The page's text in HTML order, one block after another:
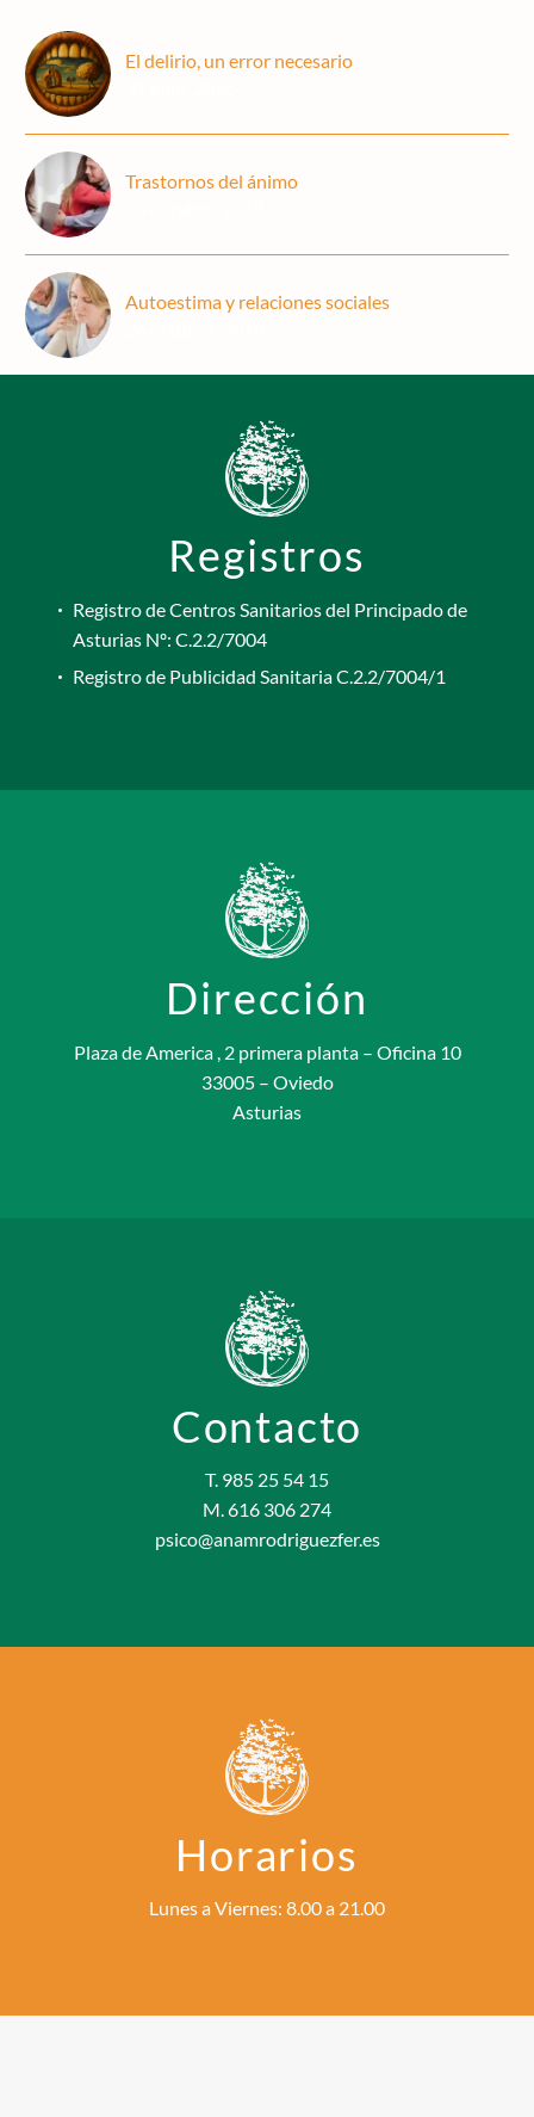
El delirio, un error necesario
Trastornos del ánimo
Autoestima y relaciones sociales
Registros
Registro de Centros Sanitarios del Principado de
Asturias Nº: C.2.2/7004
Registro de Publicidad Sanitaria C.2.2/7004/1
Dirección
Plaza de America , 2 primera planta – Oficina 10
33005 – Oviedo
Asturias
Contacto
T. 985 25 54 15
M. 616 306 274
psico@anamrodriguezfer.es
Horarios
Lunes a Viernes: 8.00 a 21.00